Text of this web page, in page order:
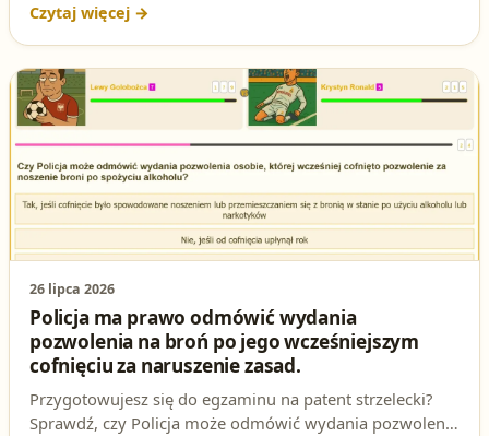
jaki przepis to reguluje.
26 lipca 2026
Policja ma prawo odmówić wydania
pozwolenia na broń po jego wcześniejszym
cofnięciu za naruszenie zasad.
Przygotowujesz się do egzaminu na patent strzelecki?
Sprawdź, czy Policja może odmówić wydania pozwolenia